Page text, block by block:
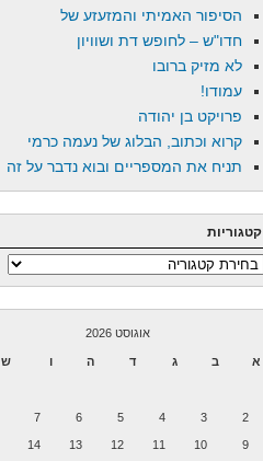
הסיפור האמיתי והמזעזע של
חדו"ש – לחופש דת ושוויון
לא מזיק ברובו
עמודו!
פרויקט בן יהודה
קרוא וכתוב, הבלוג של נעמה כרמי
תניח את המספריים ובוא נדבר על זה
קטגוריות
קטגוריות
אוגוסט 2026
א ב ג ד ה ו ש
2
3
4
5
6
7
9
10
11
12
13
14